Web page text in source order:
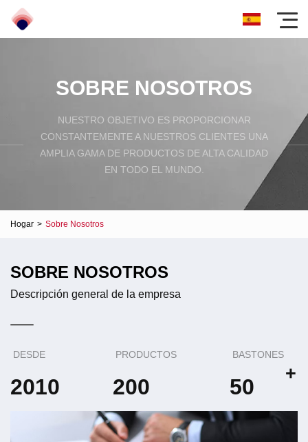
SOBRE NOSOTROS
NUESTRO OBJETIVO ES PROPORCIONAR
CONSTANTEMENTE A NUESTROS CLIENTES UNA
AMPLIA GAMA DE PRODUCTOS DE ALTA CALIDAD
EN TODO EL MUNDO.
Hogar > Sobre Nosotros
SOBRE NOSOTROS
Descripción general de la empresa
DESDE
2010
PRODUCTOS
200
BASTONES
50
+